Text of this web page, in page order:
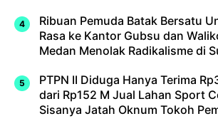
Ribuan Pemuda Batak Bersatu
Rasa ke Kantor Gubsu dan
Medan Menolak Radikalisme di
PTPN II Diduga Hanya Terima
dari Rp152 M Jual Lahan Sport
Sisanya Jatah Oknum Tokoh